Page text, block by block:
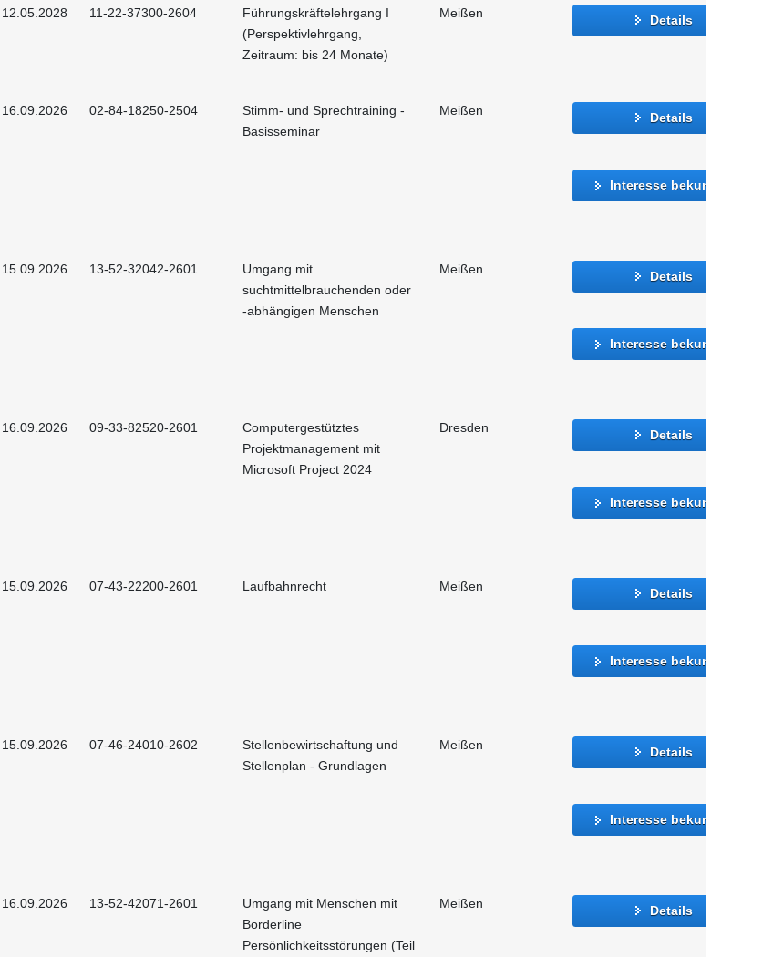
12.05.2028 11-22-37300-2604
Führungskräftelehrgang I
(Perspektivlehrgang,
Zeitraum: bis 24 Monate)
Meißen Details
16.09.2026 02-84-18250-2504
Stimm- und Sprechtraining -
Basisseminar
Meißen Details
Interesse bekunden
15.09.2026 13-52-32042-2601
Umgang mit
suchtmittelbrauchenden oder
-abhängigen Menschen
Meißen Details
Interesse bekunden
16.09.2026 09-33-82520-2601
Computergestütztes
Projektmanagement mit
Microsoft Project 2024
Dresden Details
Interesse bekunden
15.09.2026 07-43-22200-2601 Laufbahnrecht Meißen Details
Interesse bekunden
15.09.2026 07-46-24010-2602
Stellenbewirtschaftung und
Stellenplan - Grundlagen
Meißen Details
Interesse bekunden
16.09.2026 13-52-42071-2601
Umgang mit Menschen mit
Borderline
Persönlichkeitsstörungen (Teil
Meißen Details